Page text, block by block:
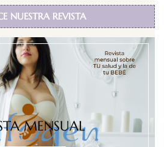
NUESTRA REVISTA
MENSUAL